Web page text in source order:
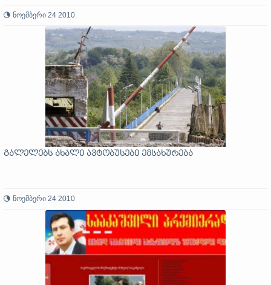
ნოემბერი 24 2010
გალელებს ახალი ავტობუსები ემსახურება
ნოემბერი 24 2010